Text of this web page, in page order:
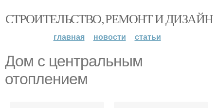
СТРОИТЕЛЬСТВО, РЕМОНТ И ДИЗАЙН
главная новости статьи
Дом с центральным
отоплением